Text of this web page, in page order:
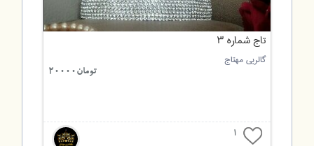
تاج شماره ۳
گالریی مهتاج
تومان20000
1